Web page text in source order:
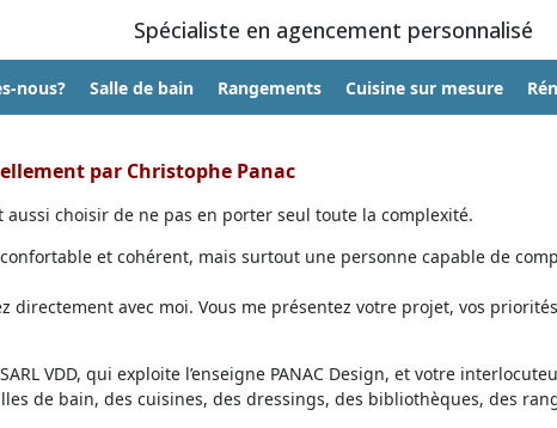
Spécialiste en agencement personnalisé
nous? Salle de bain Rangements Cuisine sur mesure
par Christophe Panac
aussi choisir de ne pas en porter seul toute la complexité.
et cohérent, mais surtout une personne capable de
directement avec moi. Vous me présentez votre projet, vos
VDD, qui exploite l’enseigne PANAC Design, et votre
de bain, des cuisines, des dressings, des bibliothèques, des